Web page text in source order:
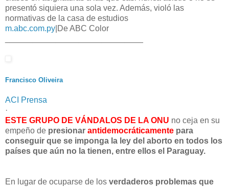
presentó siquiera una sola vez. Además, violó las
normativas de la casa de estudios
m.abc.com.py De ABC Color
Francisco Oliveira
ACI Prensa
·
ESTE GRUPO DE VÁNDALOS DE LA ONU no ceja en su
empeño de presionar antidemocráticamente para
conseguir que se imponga la ley del aborto en todos los
países que aún no la tienen, entre ellos el Paraguay.
En lugar de ocuparse de los verdaderos problemas que